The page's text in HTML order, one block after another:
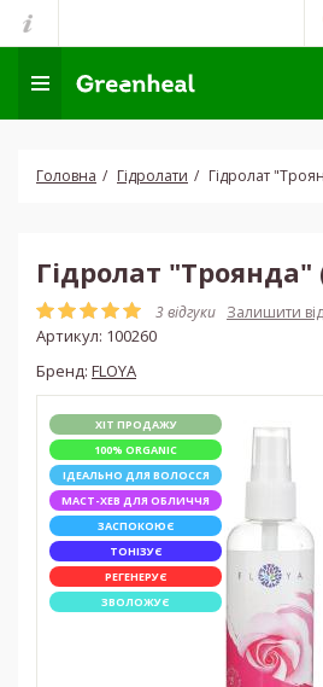
Головна Гідролати Гідролат
Гідролат "Троянда"
3 відгуки Залишити
Артикул: 100260
Бренд: FLOYA
ХІТ ПРОДАЖУ
100% ORGANIC
ІДЕАЛЬНО ДЛЯ ВОЛОССЯ
МАСТ-ХЕВ ДЛЯ ОБЛИЧЧЯ
ЗАСПОКОЮЄ
ТОНІЗУЄ
РЕГЕНЕРУЄ
ЗВОЛОЖУЄ